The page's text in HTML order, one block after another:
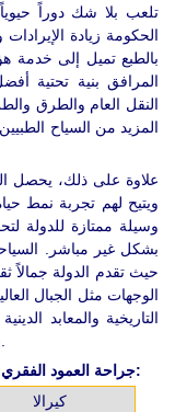
تلعب بلا شك دوراً
الحكومة زيادة الإيرادات
بالطبع تميل إلى خدمة
المرافق بنية تحتية
النقل العام والطرق
المزيد من السياح
علاوة على ذلك، يحصل
ويتيح لهم تجربة نمط
وسيلة ممتازة للدولة
بشكل غير مباشر.
حيث تقدم الدولة جمالاً
الوجهات مثل الجبال
التاريخية والمعابد
جراحة العمود الفقري في الهند متاحة في مستشفيات عالمية المستوى:
كيرالا